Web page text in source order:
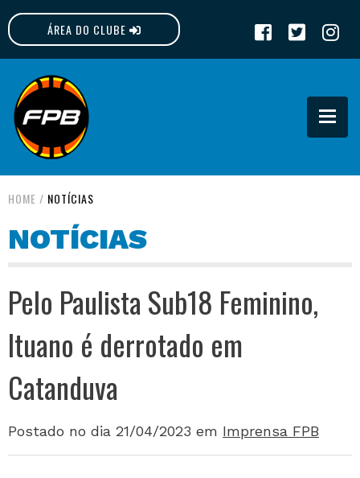
ÁREA DO CLUBE
FPB
HOME / NOTÍCIAS
NOTÍCIAS
Pelo Paulista Sub18 Feminino,
Ituano é derrotado em
Catanduva
Postado no dia 21/04/2023 em Imprensa FPB